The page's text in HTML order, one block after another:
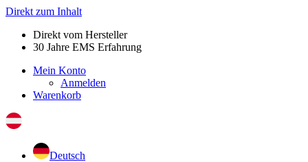
Direkt zum Inhalt
Direkt vom Hersteller
30 Jahre EMS Erfahrung
Mein Konto
Anmelden
Warenkorb
Deutsch